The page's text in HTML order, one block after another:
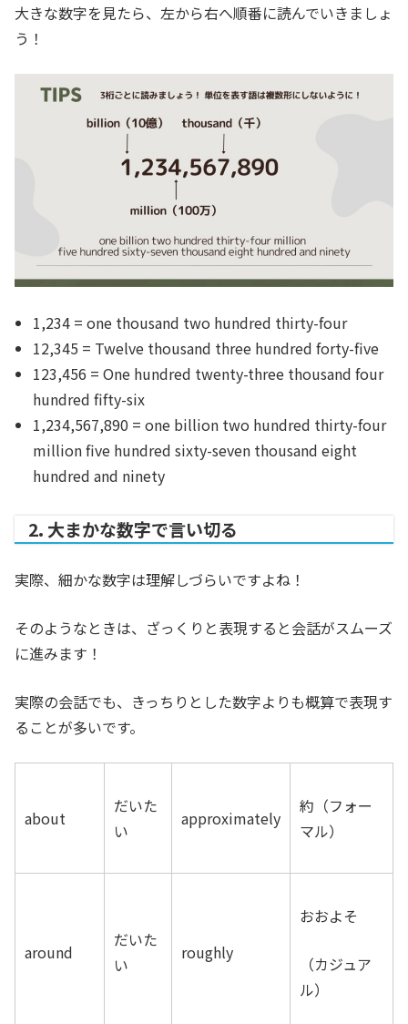
大きな数字を見たら、左から右へ順番に読んでいきましょ
う！
1,234 = one thousand two hundred thirty-four
12,345 = Twelve thousand three hundred forty-five
123,456 = One hundred twenty-three thousand four
hundred fifty-six
1,234,567,890 = one billion two hundred thirty-four
million five hundred sixty-seven thousand eight
hundred and ninety
2. 大まかな数字で言い切る
実際、細かな数字は理解しづらいですよね！
そのようなときは、ざっくりと表現すると会話がスムーズ
に進みます！
実際の会話でも、きっちりとした数字よりも概算で表現す
ることが多いです。
about
だいた
い
approximately
約（フォー
マル）
around
だいた
い
roughly
おおよそ
（カジュア
ル）